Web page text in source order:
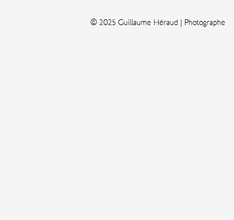
© 2025 Guillaume Héraud | Photographe